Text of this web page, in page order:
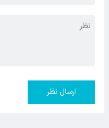
ارسال نظر